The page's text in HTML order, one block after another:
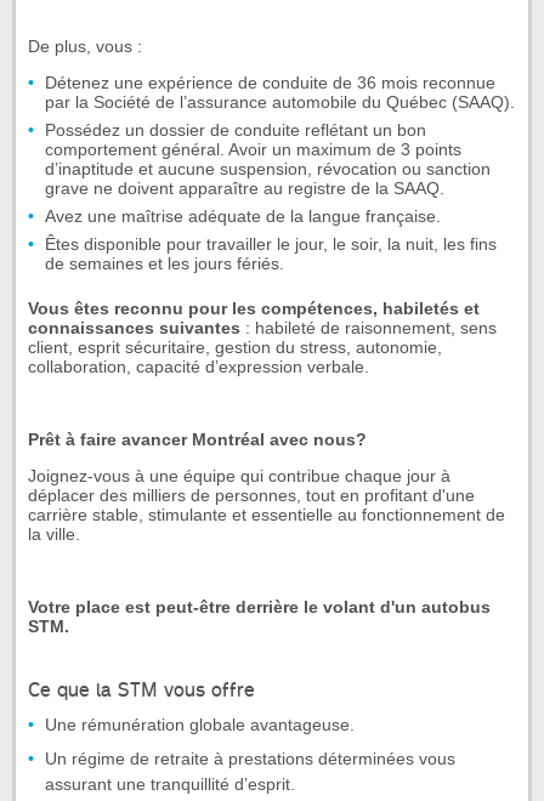
De plus, vous :
Détenez une expérience de conduite de 36 mois reconnue
par la Société de l’assurance automobile du Québec (SAAQ).
Possédez un dossier de conduite reflétant un bon
comportement général. Avoir un maximum de 3 points
d’inaptitude et aucune suspension, révocation ou sanction
grave ne doivent apparaître au registre de la SAAQ.
Avez une maîtrise adéquate de la langue française.
Êtes disponible pour travailler le jour, le soir, la nuit, les fins
de semaines et les jours fériés.
Vous êtes reconnu pour les compétences, habiletés et
connaissances suivantes : habileté de raisonnement, sens
client, esprit sécuritaire, gestion du stress, autonomie,
collaboration, capacité d’expression verbale.
Prêt à faire avancer Montréal avec nous?
Joignez-vous à une équipe qui contribue chaque jour à
déplacer des milliers de personnes, tout en profitant d'une
carrière stable, stimulante et essentielle au fonctionnement de
la ville.
Votre place est peut-être derrière le volant d'un autobus
STM.
Ce que la STM vous offre
Une rémunération globale avantageuse.
Un régime de retraite à prestations déterminées vous
assurant une tranquillité d’esprit.